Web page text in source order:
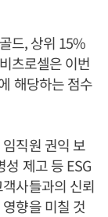
드, 상위 15%
츠로셀은 이번
해당하는 점수
직원 권익 보
제고 등 ESG
사들과의 신뢰
향을 미칠 것